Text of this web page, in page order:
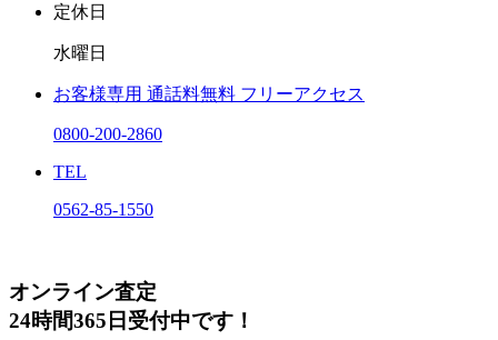
定休日
水曜日
お客様専用 通話料無料 フリーアクセス
0800-200-2860
TEL
0562-85-1550
オンライン査定
24時間365日受付中です！